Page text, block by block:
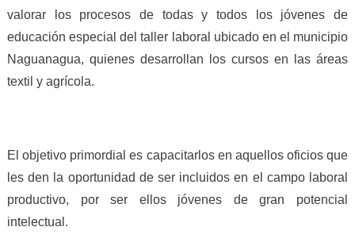
valorar los procesos de todas y todos los jóvenes de
educación especial del taller laboral ubicado en el municipio
Naguanagua, quienes desarrollan los cursos en las áreas
textil y agrícola.
El objetivo primordial es capacitarlos en aquellos oficios que
les den la oportunidad de ser incluidos en el campo laboral
productivo, por ser ellos jóvenes de gran potencial
intelectual.